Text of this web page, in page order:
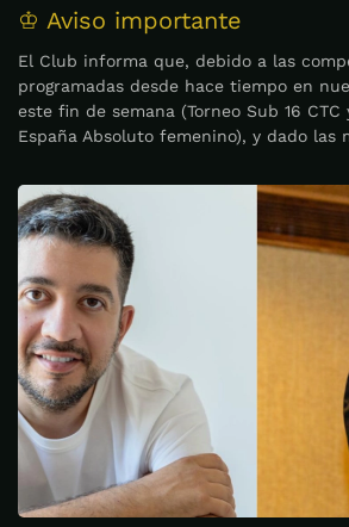
♔ Aviso importante
El Club informa que, debido a las
programadas desde hace tiempo en
este fin de semana (Torneo Sub 16
España Absoluto femenino), y dado las